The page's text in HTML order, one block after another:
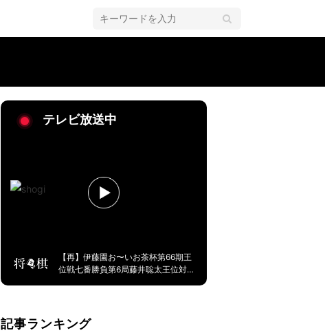
テレビ放送中
【再】伊藤園お〜いお茶杯第66期王
位戦七番勝負第6局藤井聡太王位対永
記事ランキング